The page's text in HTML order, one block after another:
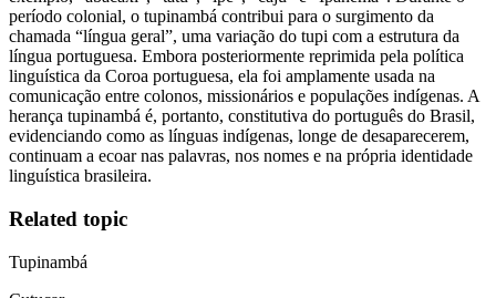
período colonial, o tupinambá contribui para o surgimento da
chamada “língua geral”, uma variação do tupi com a estrutura da
língua portuguesa. Embora posteriormente reprimida pela política
linguística da Coroa portuguesa, ela foi amplamente usada na
comunicação entre colonos, missionários e populações indígenas. A
herança tupinambá é, portanto, constitutiva do português do Brasil,
evidenciando como as línguas indígenas, longe de desaparecerem,
continuam a ecoar nas palavras, nos nomes e na própria identidade
linguística brasileira.
Related topic
Tupinambá